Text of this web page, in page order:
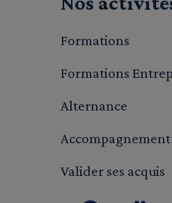
Formations
Formations
Alternance
Valider ses acquis